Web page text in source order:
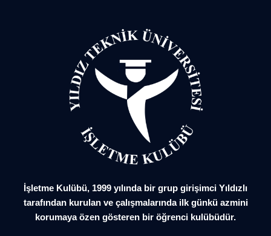
İşletme Kulübü, 1999 yılında bir grup girişimci Yıldızlı
tarafından kurulan ve çalışmalarında ilk günkü azmini
korumaya özen gösteren bir öğrenci kulübüdür.